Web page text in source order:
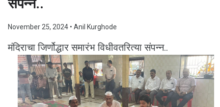
संपन्न..
November 25, 2024 • Anil Kurghode
मंदिराचा जिर्णोद्धार समारंभ विधीवतरित्या संपन्न..